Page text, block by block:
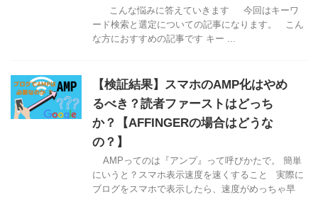
こんな悩みに答えていきます 今回はキーワ
ード検索と選定についての記事になります。 こん
な方におすすめの記事です キー ...
【検証結果】スマホのAMP化はやめ
るべき？読者ファーストはどっち
か？【AFFINGERの場合はどうな
の？】
AMPってのは『アンプ』って呼びかたで。 簡単
にいうと？スマホ表示速度を速くすること 実際に
ブログをスマホで表示したら、速度がめっちゃ早